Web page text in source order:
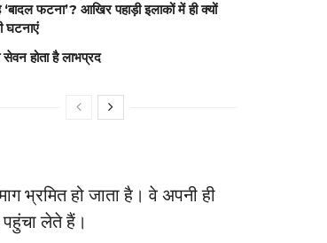
‘बादल फटना’? आखिर पहाड़ी इलाकों में ही क्यों
घटनाएं
होता है लाभप्रद
भ्रमित हो जाता है। वे अपनी ही
लेते हैं।